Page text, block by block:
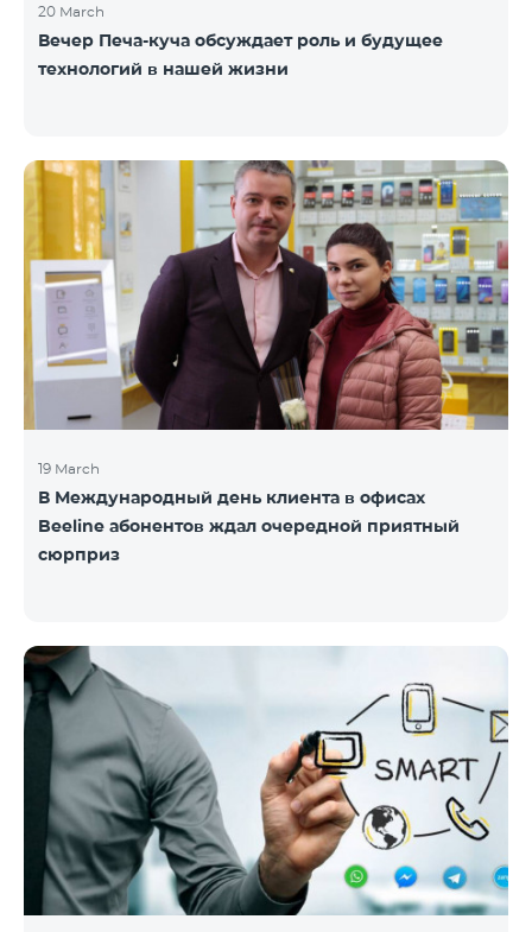
20 March
Вечер Печа-куча обсуждает роль и будущее
технологий в нашей жизни
19 March
В Международный день клиента в офисах
Beeline абонентов ждал очередной приятный
сюрприз